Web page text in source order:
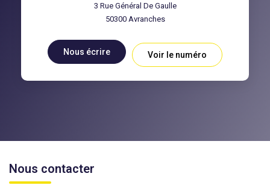
3 Rue Général De Gaulle
50300 Avranches
Nous écrire Voir le numéro
Nous contacter